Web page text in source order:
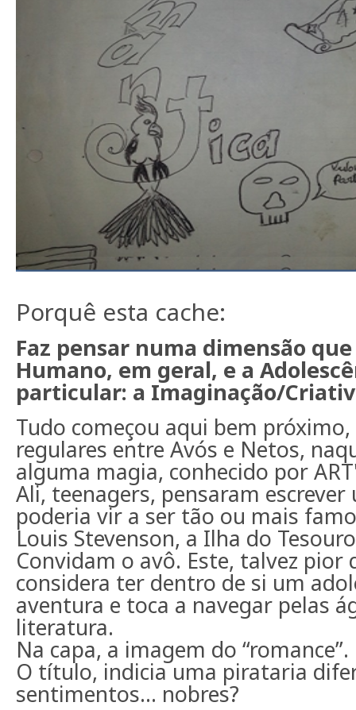
Porquê esta cache:
Faz pensar numa dimensão
Humano, em geral, e a
particular: a Imaginação/
Tudo começou aqui bem
regulares entre Avós e Netos,
alguma magia, conhecido por
Ali, teenagers, pensaram
poderia vir a ser tão ou mais
Louis Stevenson, a Ilha do
Convidam o avô. Este, talvez pior
considera ter dentro de si um
aventura e toca a navegar pelas
literatura.
Na capa, a imagem do “romance”.
O título, indicia uma pirataria
sentimentos… nobres?